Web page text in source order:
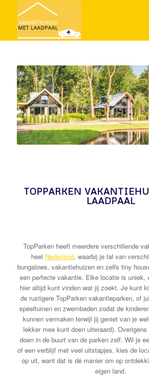
TOPPARKEN
LAADPAAL
TopParken heeft meerdere verschillende
heel Nederland, waarbij je tal van
bungalows, vakantiehuizen en zelfs tiny
een perfecte vakantie. Elke locatie is uniek,
hier altijd kunt vinden wat jij zoekt. Je kunt
de rustigere TopParken vakantieparken, of
speeltuinen en zwembaden zodat de
kunnen vermaken terwijl jij geniet van je
lekker mee kunt doen uiteraard).
doen in de buurt van de parken zelf. Wil je
of een verblijf met veel uitstapjes, kies de
op uit, want dat is dé manier om op
eigen land.